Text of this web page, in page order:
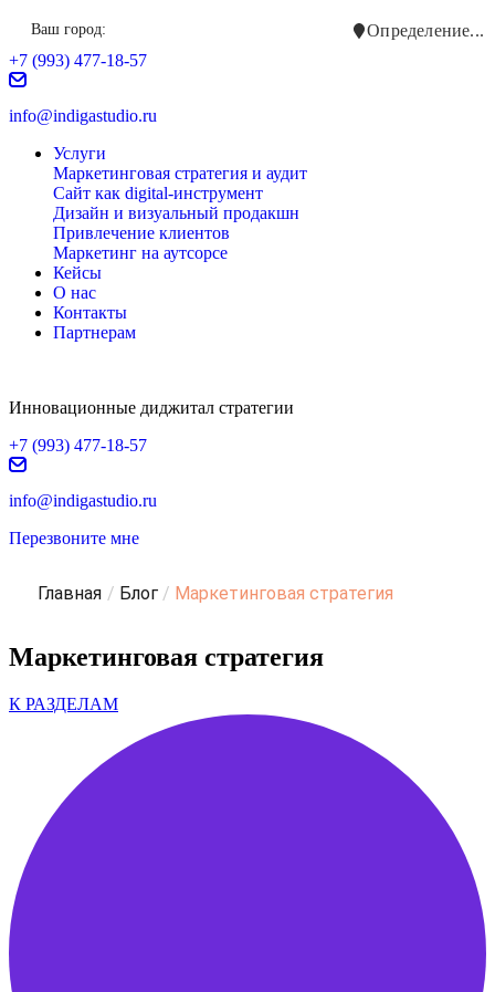
Ваш город:
Определение...
+7 (993) 477-18-57
info@indigastudio.ru
Услуги
Маркетинговая стратегия и аудит
Сайт как digital-инструмент
Дизайн и визуальный продакшн
Привлечение клиентов
Маркетинг на аутсорсе
Кейсы
О нас
Контакты
Партнерам
Инновационные диджитал стратегии
+7 (993) 477-18-57
info@indigastudio.ru
Перезвоните мне
Главная / Блог / Маркетинговая стратегия
Маркетинговая стратегия
К РАЗДЕЛАМ